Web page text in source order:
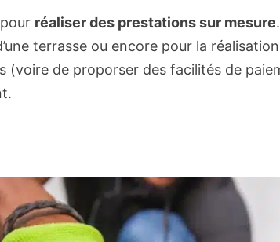
réaliser des prestations sur mesure
terrasse ou encore pour la
(voire de proporser des facilités de